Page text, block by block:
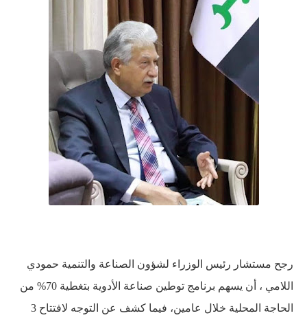
رجح مستشار رئيس الوزراء لشؤون الصناعة والتنمية حمودي
اللامي ، أن يسهم برنامج توطين صناعة الأدوية بتغطية 70% من
الحاجة المحلية خلال عامين، فيما كشف عن التوجه لافتتاح 3